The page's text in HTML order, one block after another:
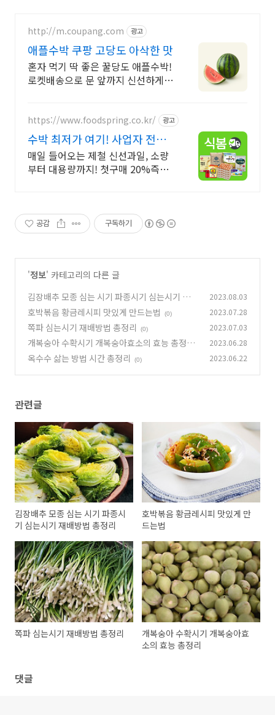
http://m.coupang.com 광고
애플수박 쿠팡 고당도 아삭한 맛
혼자 먹기 딱 좋은 꿀당도 애플수박!
로켓배송으로 문 앞까지 신선하게!
https://www.foodspring.co.kr/ 광고
수박 최저가 여기! 사업자 전용
특가
매일 들어오는 제철 신선과일, 소량
부터 대용량까지! 첫구매 20%즉시
공감 구독하기
'정보' 카테고리의 다른 글
김장배추 모종 심는 시기 파종시기 심는시기 재배
방법 총정리 (0)
2023.08.03
호박볶음 황금레시피 맛있게 만드는법 (0) 2023.07.28
쪽파 심는시기 재배방법 총정리 (0) 2023.07.03
개복숭아 수확시기 개복숭아효소의 효능 총정리
(0)
2023.06.28
옥수수 삶는 방법 시간 총정리 (0) 2023.06.22
관련글
김장배추 모종 심는 시기 파종시
기 심는시기 재배방법 총정리
호박볶음 황금레시피 맛있게 만
드는법
쪽파 심는시기 재배방법 총정리
개복숭아 수확시기 개복숭아효
소의 효능 총정리
댓글